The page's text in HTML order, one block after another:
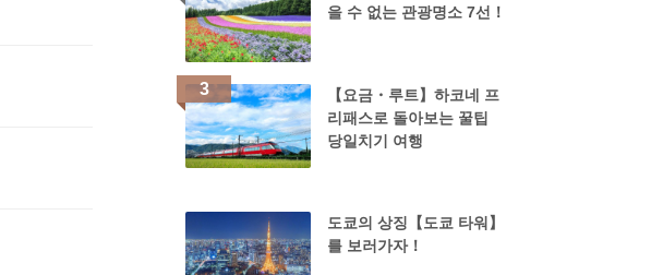
을 수 없는 관광명소 7선！
【요금・루트】하코네 프
리패스로 돌아보는 꿀팁
당일치기 여행
도쿄의 상징【도쿄 타워】
를 보러가자！